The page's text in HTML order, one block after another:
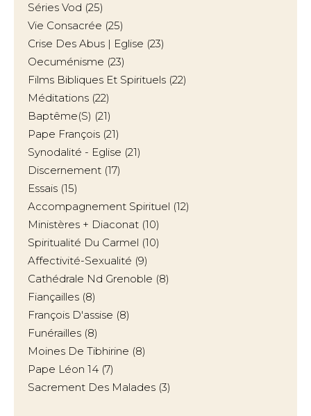
Séries Vod (25)
Vie Consacrée (25)
Crise Des Abus | Eglise (23)
Oecuménisme (23)
Films Bibliques Et Spirituels (22)
Méditations (22)
Baptême(s) (21)
Pape François (21)
Synodalité - Eglise (21)
Discernement (17)
Essais (15)
Accompagnement Spirituel (12)
Ministères + Diaconat (10)
Spiritualité Du Carmel (10)
Affectivité-Sexualité (9)
Cathédrale Nd Grenoble (8)
Fiançailles (8)
François D'assise (8)
Funérailles (8)
Moines De Tibhirine (8)
Pape Léon 14 (7)
Sacrement Des Malades (3)